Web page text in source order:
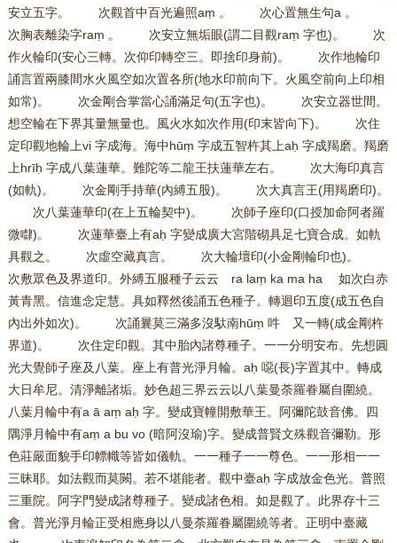
安立五字。 次觀首中百光遍照aṃ 。 次心置無生句a 。
次胸表離染字raṃ 。 次安立無垢眼(謂二目觀raṃ 字也)。 次
作火輪印(安心三轉。次仰印轉空三。即捨印身前)。 次作地輪印
誦言置兩膝間水火風空如次置各所(地水印前向下。火風空前向上印相
如常)。 次金剛合掌當心誦滿足句(五字也)。 次安立器世間。
想空輪在下界其量無量也。風火水如次作用(印末皆向下)。 次住
定印觀地輪上vi 字成海。海中hūṃ 字成五智杵其上aḥ 字成羯磨。羯磨
上hrīḥ 字成八葉蓮華。難陀等二龍王扶蓮華左右。 次大海印真言
(如軌)。 次金剛手持華(內縛五股)。 次大真言王(用羯磨印)。
次八葉蓮華印(在上五輪契中)。 次師子座印(口授加命阿者羅
微㘑)。 次蓮華臺上有aḥ 字變成廣大宮階砌具足七寶合成。如軌
具觀之。 次虛空藏真言。 次大輪壇印(小金剛輪印也)。
次敷眾色及界道印。外縛五服種子云云 ra laṃ ka ma ha 如次白赤
黃青黑。信進念定慧。具如釋然後誦五色種子。轉迴印五度(成五色自
內出外如次)。 次誦曩莫三滿多沒馱南hūṃ 吽 又一轉(成金剛杵
界道)。 次住定印觀。其中胎內諸尊種子。一一分明安布。先想圓
光大覺師子座及八葉。座上有普光淨月輪。aḥ 噁(長)字置其中。轉成
大日牟尼。清淨離諸垢。妙色超三界云云以八葉曼荼羅眷屬自圍繞。
八葉月輪中有a ā aṃ aḥ 字。變成寶幢開敷華王。阿彌陀鼓音佛。四
隅淨月輪中有aṃ a bu vo (暗阿沒瑜)字。變成普賢文殊觀音彌勒。形
色莊嚴面貌手印幖幟等皆如儀軌。一一種子一一尊色。一一形相一一
三昧耶。如法觀而莫闕。若不堪能者。觀中臺aḥ 字成放金色光。普照
三重院。阿字門變成諸尊種子。變成諸色相。如是觀了。此界存十三
會。普光淨月輪正受相應身以八曼荼羅眷屬圍繞等者。正明中臺藏